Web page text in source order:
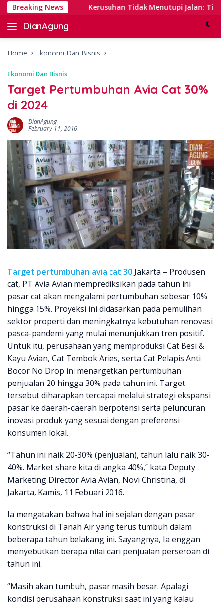
Skip
content
Breaking NewsKerusuhan Tidak Menutupi Jalan: Tips
DianAgung
Blog
&
Insights
Home Ekonomi Dan Bisnis
Ekonomi Dan Bisnis
Target Pertumbuhan Avia Cat 30%
di 2024
DianAgung
February 11, 2016
Target pertumbuhan avia cat 30 Jakarta – Produsen
cat, PT Avia Avian memprediksikan pada tahun ini
pasar cat akan mengalami pertumbuhan sebesar 10%
hingga 15%. Proyeksi ini didasarkan pada pemulihan
sektor properti dan meningkatnya kebutuhan renovasi
pasca-pandemi yang mulai menunjukkan tren positif.
Untuk itu, perusahaan yang memproduksi Cat Besi &
Kayu Avian, Cat Tembok Aries, serta Cat Pelapis Anti
Bocor No Drop ini menargetkan pertumbuhan
penjualan 20 hingga 30% pada tahun ini. Target
tersebut diharapkan tercapai melalui strategi ekspansi
pasar ke daerah-daerah berpotensi serta peluncuran
inovasi produk yang sesuai dengan preferensi
konsumen lokal.
“Tahun ini naik 20-30% (penjualan), tahun lalu naik 30-
40%. Market share kita di angka 40%,” kata Deputy
Marketing Director Avia Avian, Novi Christina, di
Jakarta, Kamis, 11 Febuari 2016.
Ia mengatakan bahwa hal ini sejalan dengan pasar
konstruksi di Tanah Air yang terus tumbuh dalam
beberapa tahun belakang ini. Sayangnya, Ia enggan
menyebutkan berapa nilai dari penjualan perseroan di
tahun ini.
“Masih akan tumbuh, pasar masih besar. Apalagi
kondisi perusahaan konstruksi saat ini yang kalau